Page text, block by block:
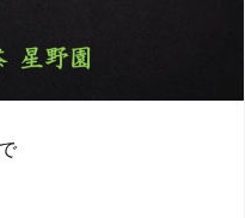
で